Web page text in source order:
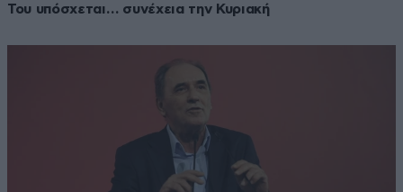
Του υπόσχεται… συνέχεια την Κυριακή